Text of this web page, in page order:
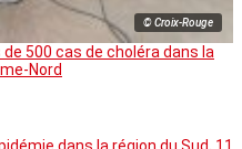
© Croix-Rouge
500 cas de choléra dans la
Nord